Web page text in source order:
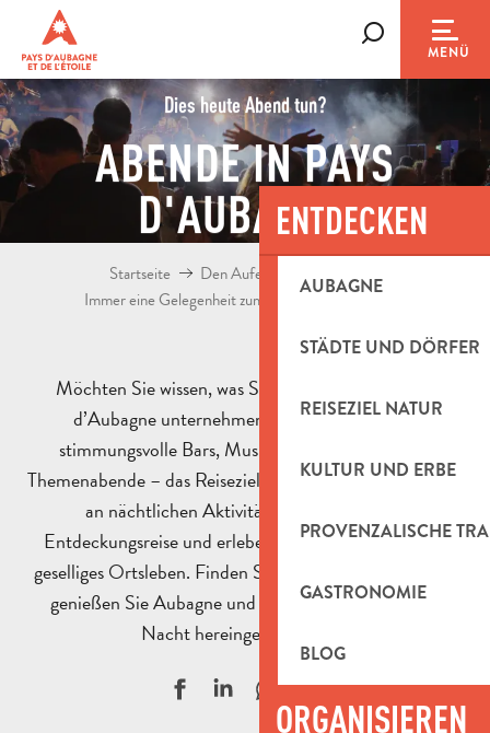
contenu
principal
MENÜ
ENTDECKEN
AUBAGNE
STÄDTE UND DÖRFER
REISEZIEL NATUR
KULTUR UND ERBE
PROVENZALISCHE
GASTRONOMIE
BLOG
ORGANISIEREN
Dies heute Abend tun?
ABENDE IN PAYS
D'AUBAGNE
Startseite
Den Aufenthalt vorbereiten
Immer eine Gelegenheit zum Ausgehen
Am Abend
Möchten Sie wissen, was Sie heute Abend in Pays
d’Aubagne unternehmen können? Ob Kinos,
stimmungsvolle Bars, Musikveranstaltungen oder
Themenabende – das Reiseziel bietet eine große Auswahl
an nächtlichen Aktivitäten. Gehen Sie auf
Entdeckungsreise und erleben Sie ein lebendiges und
geselliges Ortsleben. Finden Sie Ihre nächste Party und
genießen Sie Aubagne und seine Dörfer, sobald die
Nacht hereingebrochen ist.